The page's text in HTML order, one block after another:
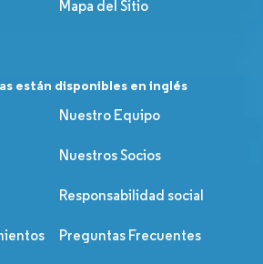
Mapa del Sitio
están disponibles en inglés
Nuestro Equipo
Nuestros Socios
Responsabilidad social
Preguntas Frecuentes